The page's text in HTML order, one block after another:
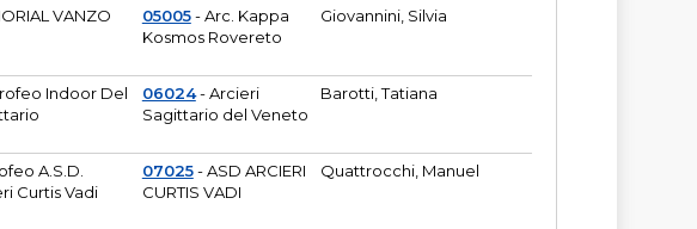
VANZO 05005- Arc. Kappa
Kosmos Rovereto
Giovannini, Silvia
Indoor Del
06024- Arcieri
Sagittario del Veneto
Barotti, Tatiana
A.S.D.
Curtis Vadi
07025- ASD ARCIERI
CURTIS VADI
Quattrocchi, Manuel